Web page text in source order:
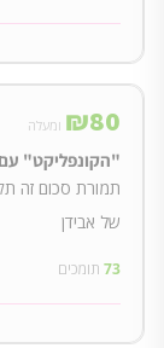
₪80 ומעלה
"הקונפליקט"
תמורת סכום זה
של אבידן
73 תומכים